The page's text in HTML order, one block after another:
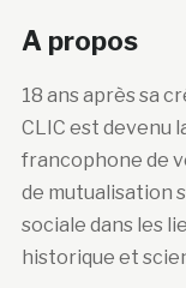
A propos
18 ans après sa
CLIC est devenu
francophone de
de mutualisation
sociale dans les
historique et